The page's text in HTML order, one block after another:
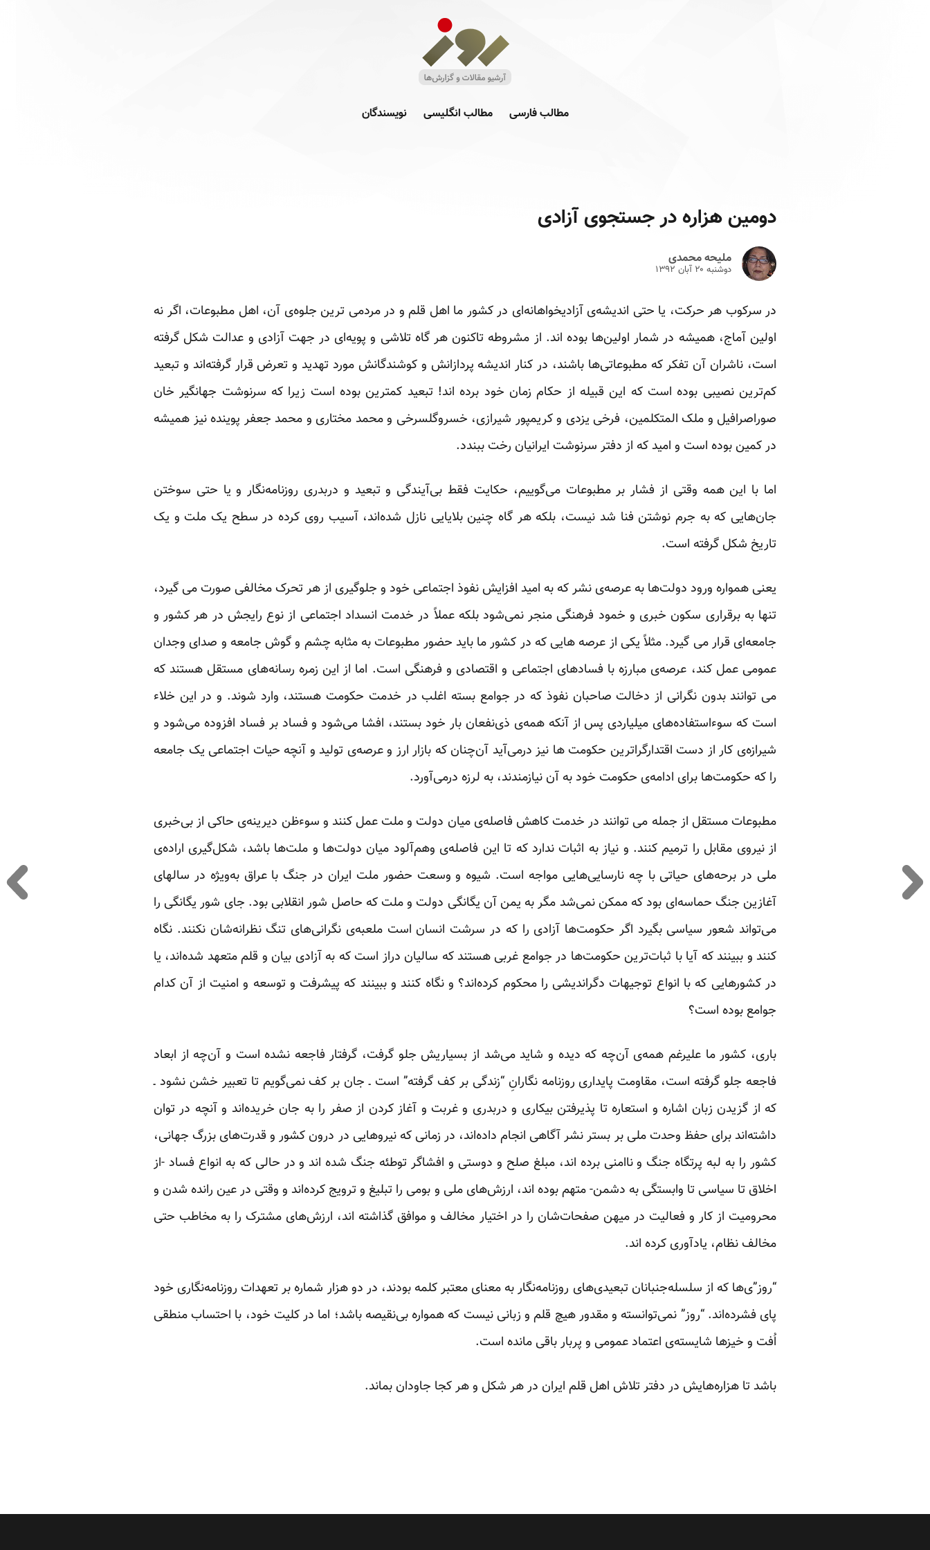
مطالب فارسی مطالب انگلیسی نویسندگان
دومین هزاره در جستجوی آزادی
ملیحه محمدی
دوشنبه ۲۰ آبان ۱۳۹۲
در سرکوب هر حرکت، یا حتی اندیشه‌ی آزادیخواهانه‌ای در کشور ما اهل قلم و در مردمی ترین جلوه‌ی آن، اهل مطبوعات، اگر نه
اولین آماج، همیشه در شمار اولین‌ها بوده اند. از مشروطه تاکنون هر گاه تلاشی و پویه‌ای در جهت آزادی و عدالت شکل گرفته
است، ناشران آن تفکر که مطبوعاتی‌ها باشند، در کنار اندیشه پردازانش و کوشندگانش مورد تهدید و تعرض قرار گرفته‌اند و تبعید
کم‌ترین نصیبی بوده است که این قبیله از حکام زمان خود برده اند! تبعید کمترین بوده است زیرا که سرنوشت جهانگیر خان
صوراصرافیل و ملک المتکلمین، فرخی یزدی و کریمپور شیرازی، خسروگلسرخی و محمد مختاری و محمد جعفر پوینده نیز همیشه
در کمین بوده است و امید که از دفتر سرنوشت ایرانیان رخت ببندد.
اما با این همه وقتی از فشار بر مطبوعات می‌گوییم، حکایت فقط بی‌آیندگی و تبعید و دربدری روزنامه‌نگار و یا حتی سوختن
جان‌هایی که به جرم نوشتن فنا شد نیست، بلکه هر گاه چنین بلایایی نازل شده‌اند، آسیب روی کرده در سطح یک ملت و یک
تاریخ شکل گرفته است.
یعنی همواره ورود دولت‌ها به عرصه‌ی نشر که به امید افزایش نفوذ اجتماعی خود و جلوگیری از هر تحرک مخالفی صورت می گیرد،
تنها به برقراری سکون خبری و خمود فرهنگی منجر نمی‌شود بلکه عملاً در خدمت انسداد اجتماعی از نوع رایجش در هر کشور و
جامعه‌ای قرار می گیرد. مثلاً یکی از عرصه هایی که در کشور ما باید حضور مطبوعات به مثابه چشم و گوش جامعه و صدای وجدان
عمومی عمل کند، عرصه‌ی مبارزه با فسادهای اجتماعی و اقتصادی و فرهنگی است. اما از این زمره رسانه‌های مستقل هستند که
می توانند بدون نگرانی از دخالت صاحبان نفوذ که در جوامع بسته اغلب در خدمت حکومت هستند، وارد شوند. و در این خلاء
است که سوءاستفاده‌های میلیاردی پس از آنکه همه‌ی ذی‌نفعان بار خود بستند، افشا می‌شود و فساد بر فساد افزوده می‌شود و
شیرازه‌ی کار از دست اقتدارگراترین حکومت ها نیز درمی‌آید آن‌چنان که بازار ارز و عرصه‌ی تولید و آنچه حیات اجتماعی یک جامعه
را که حکومت‌ها برای ادامه‌ی حکومت خود به آن نیازمندند، به لرزه درمی‌آورد.
مطبوعات مستقل از جمله می توانند در خدمت کاهش فاصله‌ی میان دولت و ملت عمل کنند و سوءظن دیرینه‌ی حاکی از بی‌خبری
از نیروی مقابل را ترمیم کنند. و نیاز به اثبات ندارد که تا این فاصله‌ی وهم‌آلود میان دولت‌ها و ملت‌ها باشد، شکل‌گیری اراده‌ی
ملی در برحه‌های حیاتی با چه نارسایی‌هایی مواجه است. شیوه و وسعت حضور ملت ایران در جنگ با عراق به‌ویژه در سالهای
آغازین جنگ حماسه‌ای بود که ممکن نمی‌شد مگر به یمن آن یگانگی دولت و ملت که حاصل شور انقلابی بود. جای شور یگانگی را
می‌تواند شعور سیاسی بگیرد اگر حکومت‌ها آزادی را که در سرشت انسان است ملعبه‌ی نگرانی‌های تنگ نظرانه‌شان نکنند. نگاه
کنند و ببینند که آیا با ثبات‌ترین حکومت‌ها در جوامع غربی هستند که سالیان دراز است که به آزادی بیان و قلم متعهد شده‌اند، یا
در کشورهایی که با انواع توجیهات دگراندیشی را محکوم کرده‌اند؟ و نگاه کنند و ببینند که پیشرفت و توسعه و امنیت از آن کدام
جوامع بوده است؟
باری، کشور ما علیرغم همه‌ی آن‌چه که دیده و شاید می‌شد از بسیاریش جلو گرفت، گرفتار فاجعه نشده است و آن‌چه از ابعاد
فاجعه جلو گرفته است، مقاومت پایدار‌ی روزنامه نگارانِ “زندگی بر کف گرفته” است ـ جان بر کف نمی‌گویم تا تعبیر خشن نشود ـ
که از گزیدن زبان اشاره و استعاره تا پذیرفتن بیکاری و دربدری و غربت و آغاز کردن از صفر را به جان خریده‌اند و آنچه در توان
داشته‌اند برای حفظ وحدت ملی بر بستر نشر آگاهی انجام داده‌اند، در زمانی‌ که نیروهایی در درون کشور و قدرت‌های بزرگ جهانی،
کشور را به لبه پرتگاه جنگ و ناامنی برده اند، مبلغ صلح و دوستی و افشاگر توطئه جنگ شده اند و در حالی که به انواع فساد -از
اخلاق تا سیاسی تا وابستگی به دشمن- متهم بوده اند، ارزش‌های ملی و بومی را تبلیغ و ترویج کرده‌اند و وقتی در عین رانده شدن و
محرومیت از کار و فعالیت در میهن صفحات‌شان را در اختیار مخالف و موافق گذاشته اند، ارزش‌های مشترک را به مخاطب حتی
مخالف نظام، یادآوری کرده اند.
“روز”ی‌ها که از سلسله‌جنبانان تبعیدی‌های روزنامه‌نگار به معنای معتبر کلمه بودند، در دو هزار شماره بر تعهدات روزنامه‌نگاری خود
پای فشرده‌اند. “روز” نمی‌توانسته و مقدور هیچ قلم و زبانی نیست که همواره بی‌نقیصه باشد؛ اما در کلیت خود، با احتساب منطقی
اُفت و خیزها شایسته‌ی اعتماد عمومی و پربار باقی مانده است.
باشد تا هزاره‌هایش در دفتر تلاش اهل قلم ایران در هر شکل و هر کجا جاودان بماند.